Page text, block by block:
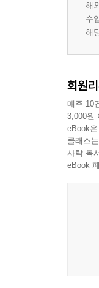
해
수
해
회원
매주 10
3,000원
eBook
클래스
사락 독
eBook